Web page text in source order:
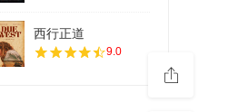
西行正道
9.0